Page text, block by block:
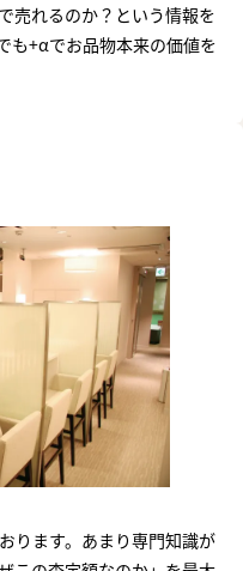
売れるのか？という情報を
も+αでお品物本来の価値を
ります。あまり専門知識が